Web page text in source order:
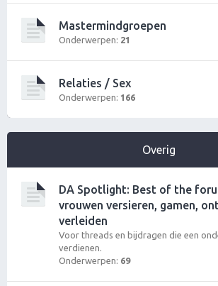
Mastermindgroepen
Onderwerpen: 21
Relaties / Sex
Onderwerpen: 166
Overig
DA Spotlight: Best of the
vrouwen versieren, gamen,
verleiden
Voor threads en bijdragen die een
verdienen.
Onderwerpen: 69